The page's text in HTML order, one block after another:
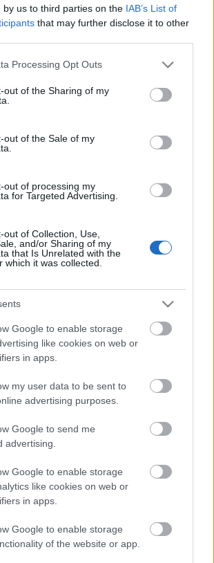
by us to third parties on the IAB’s List of
that may further disclose it to other
website/app uses one or more Google
visit or usage behaviour. You may click to
to Google and its third-party tags to
below specified purposes in below Google
Processing Opt Outs
out of the Sharing of my
out of the Sale of my
out of processing my
for Targeted Advertising.
out of Collection, Use,
and/or Sharing of my
that Is Unrelated with the
which it was collected.
Google to enable storage
like cookies on web or
in apps.
my user data to be sent to
advertising purposes.
Google to send me
advertising.
Google to enable storage
like cookies on web or
in apps.
Google to enable storage
of the website or app.
blues alapokon nyugvó, az
- nagyjából ezt kapja a
a zágrábi Negative Slug
alapú riffeket tetézik a
módosult tudatállapotból
előre garantálható tehát, hogy
ha csak egy órára is, de elhozza a
A hazai támogatást pedig
mint az eredeti értelemben vett
előadó
körökben egyre nagyobb
duó: a
, valamint
legígéretesebb fiatal zenekarának
Haze
az eseményről a koncert
, és aThulsa Doom
!
trafik doom stoner sludge
negative slug basement haze